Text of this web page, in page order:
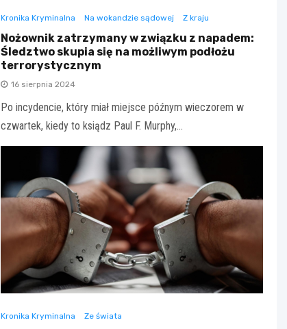
Kronika Kryminalna Na wokandzie sądowej Z kraju
Nożownik zatrzymany w związku z napadem:
Śledztwo skupia się na możliwym podłożu
terrorystycznym
16 sierpnia 2024
Po incydencie, który miał miejsce późnym wieczorem w
czwartek, kiedy to ksiądz Paul F. Murphy,…
Kronika Kryminalna Ze świata